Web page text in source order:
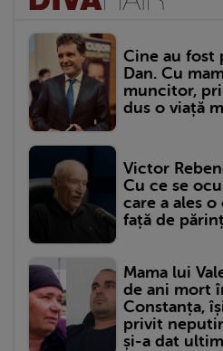
Cine au fost
Dan. Cu
muncitor,
dus o viață
Victor
Cu ce se
care a ales
față de
Mama lui
de ani mort
Constanța,
privit
și-a dat